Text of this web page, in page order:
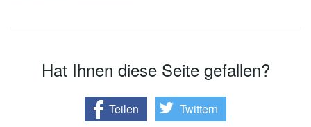
Hat Ihnen diese Seite gefallen?
Teilen Twittern